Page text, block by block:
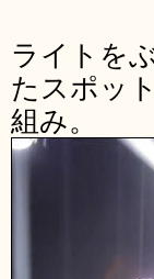
ライトを
たスポッ
組み。